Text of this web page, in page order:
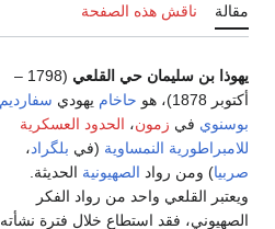
مقالة ناقش هذه الصفحة
يهوذا بن سليمان حي القلعي
(1798 –
أكتوبر 1878)، هو
حاخام يهودي سفارديم
بوسنوي في زمون، الحدود العسكرية
للامبراطورية النمساوية (في بلگراد،
صربيا) ومن رواد الصهيونية الحديثة.
ويعتبر القلعي واحد من رواد الفكر
الصهيوني، فقد استطاع خلال فترة نشأته